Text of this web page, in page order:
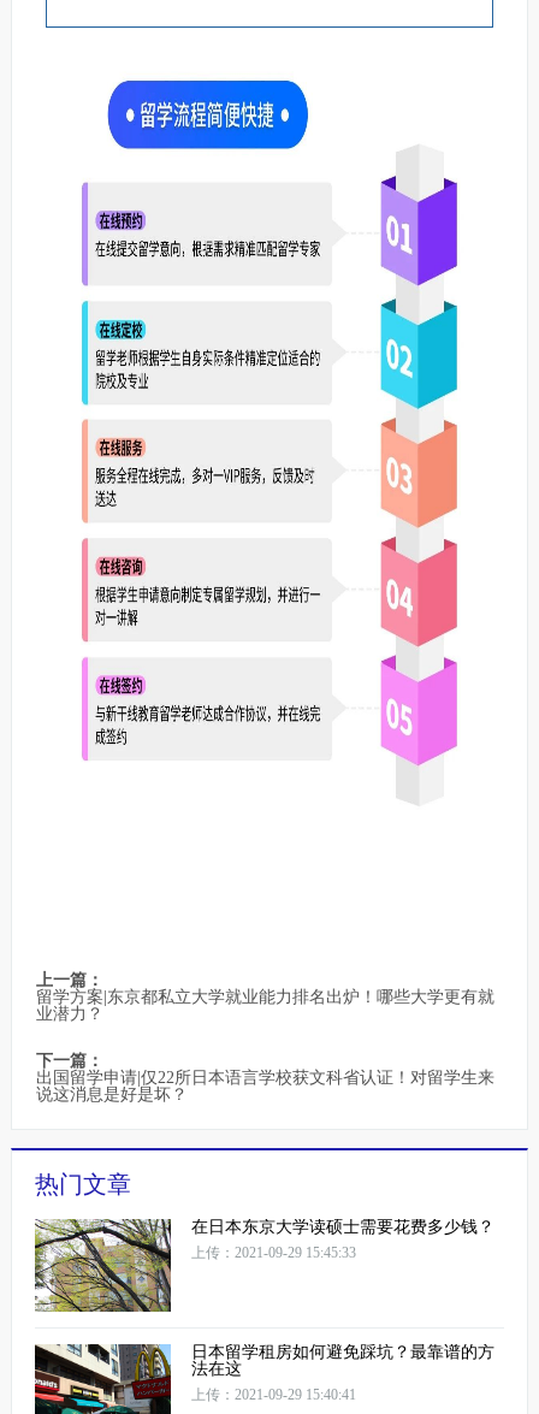
上一篇：
留学方案|东京都私立大学就业能力排名出炉！哪些大学更有就
业潜力？
下一篇：
出国留学申请|仅22所日本语言学校获文科省认证！对留学生来
说这消息是好是坏？
热门文章
在日本东京大学读硕士需要花费多少钱？
上传：2021-09-29 15:45:33
日本留学租房如何避免踩坑？最靠谱的方
法在这
上传：2021-09-29 15:40:41